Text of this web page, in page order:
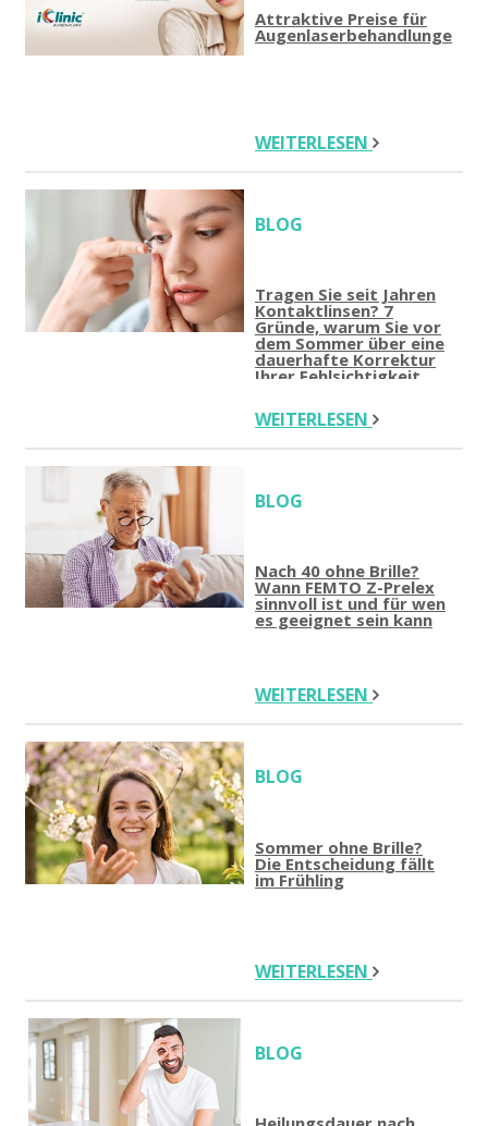
Attraktive Preise für
Augenlaserbehandlungen
WEITERLESEN
BLOG
Tragen Sie seit Jahren
Kontaktlinsen? 7
Gründe, warum Sie vor
dem Sommer über eine
dauerhafte Korrektur
Ihrer Fehlsichtigkeit
WEITERLESEN
BLOG
Nach 40 ohne Brille?
Wann FEMTO Z-Prelex
sinnvoll ist und für wen
es geeignet sein kann
WEITERLESEN
BLOG
Sommer ohne Brille?
Die Entscheidung fällt
im Frühling
WEITERLESEN
BLOG